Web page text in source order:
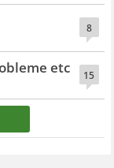
8
15
etc